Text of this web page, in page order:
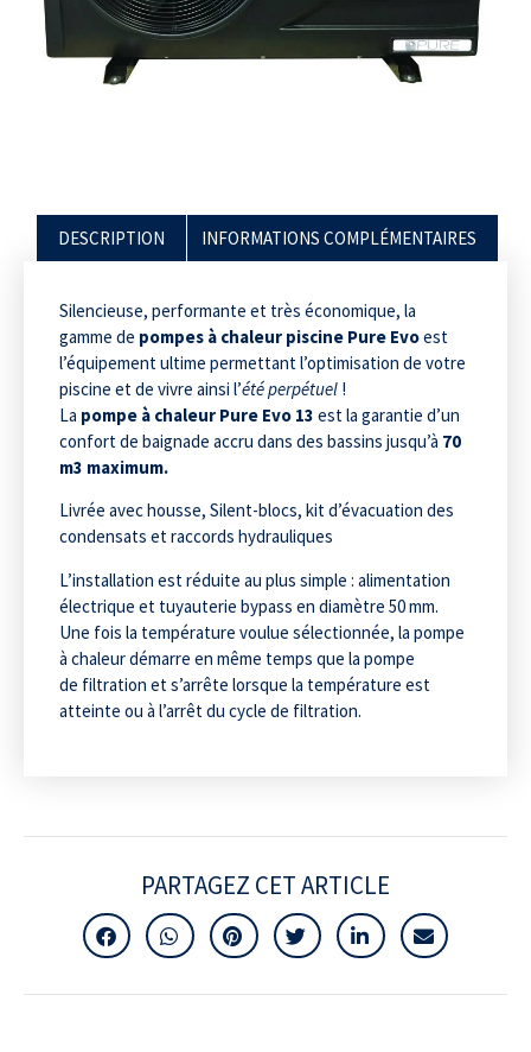
DESCRIPTION INFORMATIONS COMPLÉMENTAIRES
Silencieuse, performante et très économique, la
gamme de pompes à chaleur piscine Pure Evoest
l’équipement ultime permettant l’optimisation de votre
piscine et de vivre ainsi l’été perpétuel !
La pompe à chaleur Pure Evo 13 est la garantie d’un
confort de baignade accru dans des bassins jusqu’à 70
m3 maximum.
Livrée avec housse, Silent-blocs, kit d’évacuation des
condensats et raccords hydrauliques
L’installation est réduite au plus simple : alimentation
électrique et tuyauterie bypass en diamètre 50 mm.
Une fois la température voulue sélectionnée, la pompe
à chaleur démarre en même temps que la pompe
de filtration et s’arrête lorsque la température est
atteinte ou à l’arrêt du cycle de filtration.
PARTAGEZ CET ARTICLE